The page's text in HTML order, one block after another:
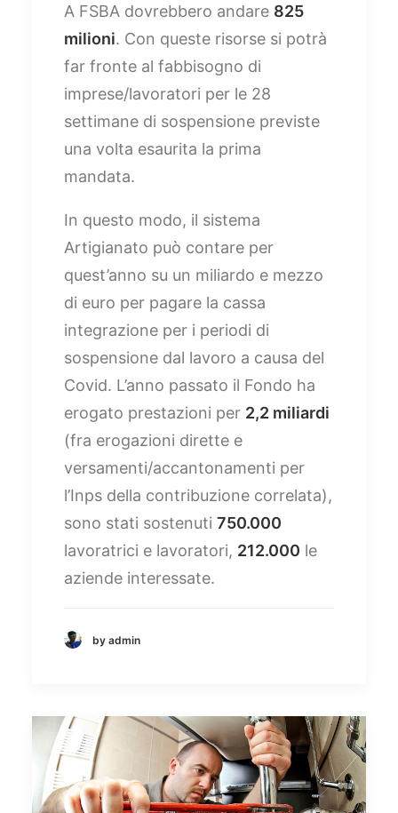
A FSBA dovrebbero andare 825
milioni. Con queste risorse si potrà
far fronte al fabbisogno di
imprese/lavoratori per le 28
settimane di sospensione previste
una volta esaurita la prima
mandata.
In questo modo, il sistema
Artigianato può contare per
quest’anno su un miliardo e mezzo
di euro per pagare la cassa
integrazione per i periodi di
sospensione dal lavoro a causa del
Covid. L’anno passato il Fondo ha
erogato prestazioni per 2,2 miliardi
(fra erogazioni dirette e
versamenti/accantonamenti per
l’Inps della contribuzione correlata),
sono stati sostenuti 750.000
lavoratrici e lavoratori, 212.000 le
aziende interessate.
by admin